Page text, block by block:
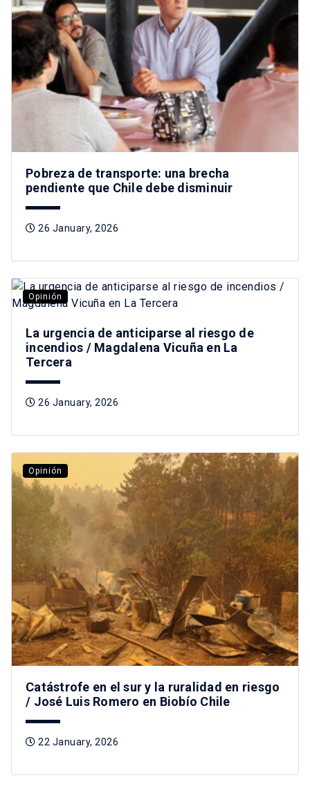
Pobreza de transporte: una brecha
pendiente que Chile debe disminuir
26 January, 2026
Opinión
La urgencia de anticiparse al riesgo de
incendios / Magdalena Vicuña en La
Tercera
26 January, 2026
Opinión
Catástrofe en el sur y la ruralidad en riesgo
/ José Luis Romero en Biobío Chile
22 January, 2026